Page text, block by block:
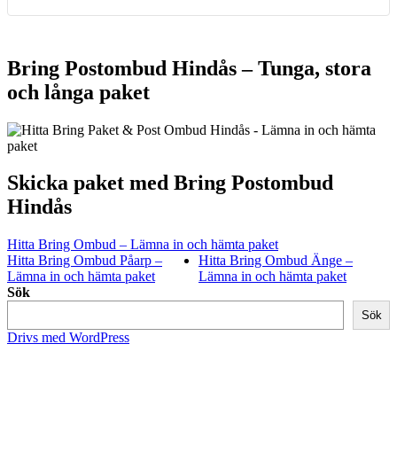
Bring Postombud Hindås – Tunga, stora
och långa paket
Skicka paket med Bring Postombud
Hindås
Hitta Bring Ombud – Lämna in och hämta paket
Hitta Bring Ombud Påarp –
Lämna in och hämta paket
Hitta Bring Ombud Änge –
Lämna in och hämta paket
Sök
Sök
Drivs med WordPress